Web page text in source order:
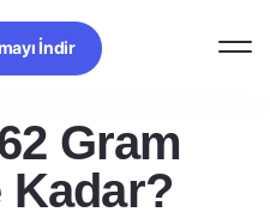
İndir
Gram
Kadar?